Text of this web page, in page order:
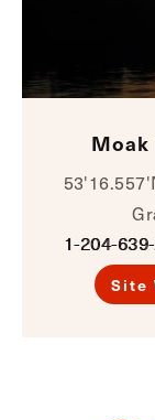
Moak
1-204-
Site